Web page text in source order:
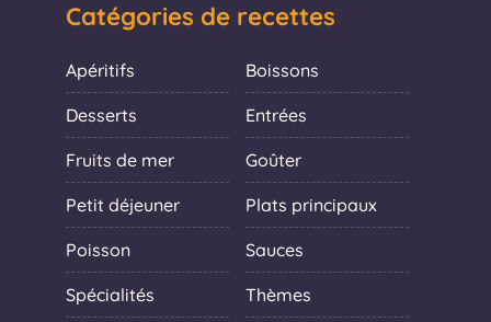
Catégories de recettes
Apéritifs Boissons
Desserts Entrées
Fruits de mer Goûter
Petit déjeuner Plats principaux
Poisson Sauces
Spécialités Thèmes